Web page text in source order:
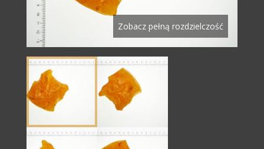
Zobacz pełną rozdzielczość